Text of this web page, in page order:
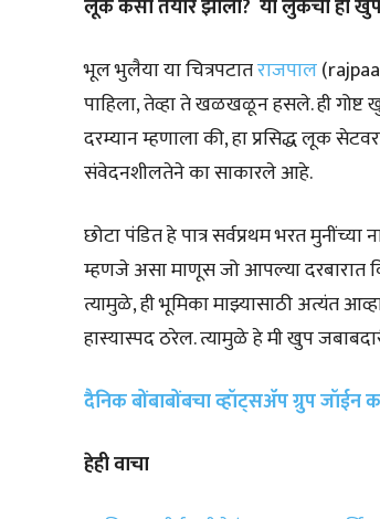
लूक कसा तयार झाला? या लुकची ही
भूल भुलैया या चित्रपटातराजपाल
पाहिला, तेव्हा ते खळखळून हसले. ही
दरम्यान म्हणाला की, हा प्रसिद्ध लूक
संवेदनशीलतेने का साकारले आहे.
छोटा पंडित हे पात्र सर्वप्रथम भरत
म्हणजे असा माणूस जो आपल्या दरबारात
त्यामुळे, ही भूमिका माझ्यासाठी अत्यंत
हास्यास्पद ठरेल. त्यामुळे हे मी खुप
दैनिक बोंबाबोंबचा व्हॉट्सॲप ग्रुप
हेही वाचा